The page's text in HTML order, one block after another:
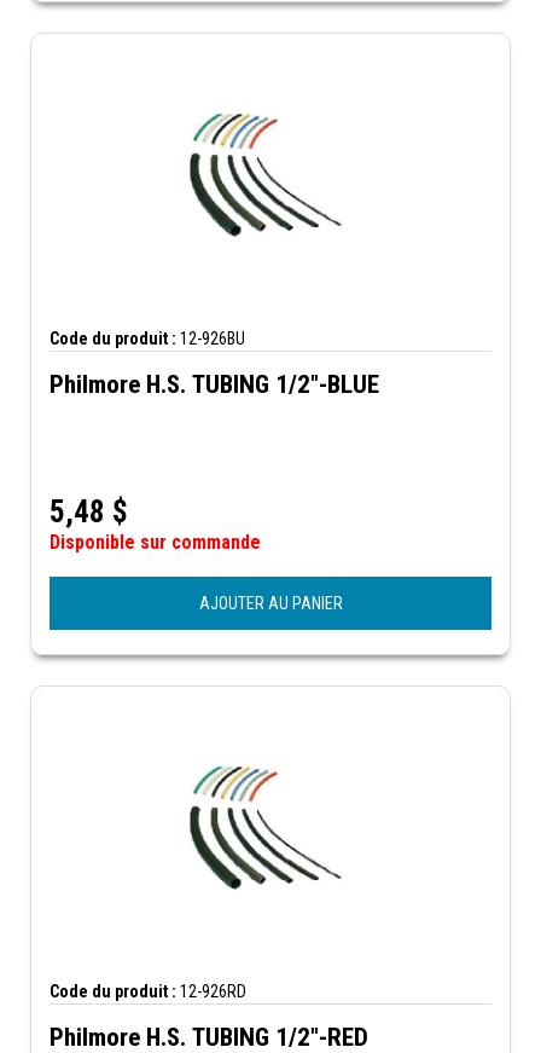
Code du produit : 12-926BU
Philmore H.S. TUBING 1/2"-BLUE
5,48 $
Disponible sur commande
AJOUTER AU PANIER
Code du produit : 12-926RD
Philmore H.S. TUBING 1/2"-RED